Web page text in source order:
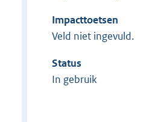
Impacttoetsen
Veld niet ingevuld.
Status
In gebruik